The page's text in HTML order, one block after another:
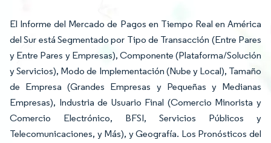
El Informe del Mercado de Pagos en Tiempo Real en América
del Sur está Segmentado por Tipo de Transacción (Entre Pares
y Entre Pares y Empresas), Componente (Plataforma/Solución
y Servicios), Modo de Implementación (Nube y Local), Tamaño
de Empresa (Grandes Empresas y Pequeñas y Medianas
Empresas), Industria de Usuario Final (Comercio Minorista y
Comercio Electrónico, BFSI, Servicios Públicos y
Telecomunicaciones, y Más), y Geografía. Los Pronósticos del